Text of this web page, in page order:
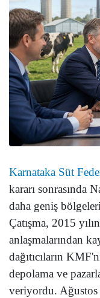
Karnataka Süt
kararı sonrasında
daha geniş
Çatışma, 2015
anlaşmalarından
dağıtıcıların
depolama ve
veriyordu.